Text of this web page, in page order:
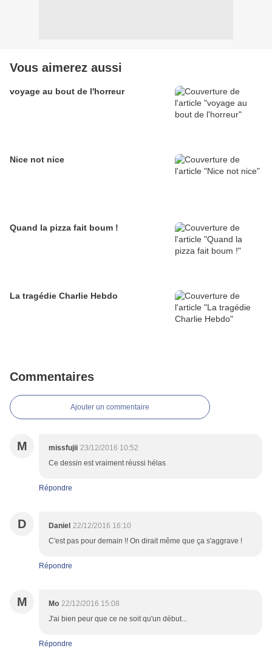
Vous aimerez aussi
voyage au bout de l'horreur
Nice not nice
Quand la pizza fait boum !
La tragédie Charlie Hebdo
Commentaires
Ajouter un commentaire
M missfujii 23/12/2016 10:52
Ce dessin est vraiment réussi hélas
Répondre
D Daniel 22/12/2016 16:10
C'est pas pour demain !! On dirait même que ça s'aggrave !
Répondre
M Mo 22/12/2016 15:08
J'ai bien peur que ce ne soit qu'un début...
Répondre